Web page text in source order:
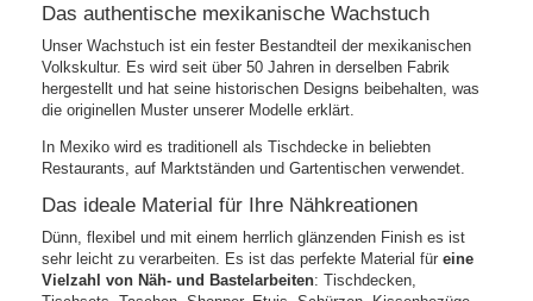
Das authentische mexikanische Wachstuch
Unser Wachstuch ist ein fester Bestandteil der mexikanischen
Volkskultur. Es wird seit über 50 Jahren in derselben Fabrik
hergestellt und hat seine historischen Designs beibehalten, was
die originellen Muster unserer Modelle erklärt.
In Mexiko wird es traditionell als Tischdecke in beliebten
Restaurants, auf Marktständen und Gartentischen verwendet.
Das ideale Material für Ihre Nähkreationen
Dünn, flexibel und mit einem herrlich glänzenden Finish es ist
sehr leicht zu verarbeiten. Es ist das perfekte Material für eine
Vielzahl von Näh- und Bastelarbeiten: Tischdecken,